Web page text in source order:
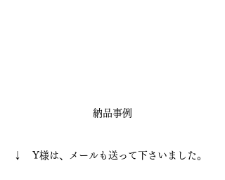
納品事例
↓　Y様は、メールも送って下さいました。